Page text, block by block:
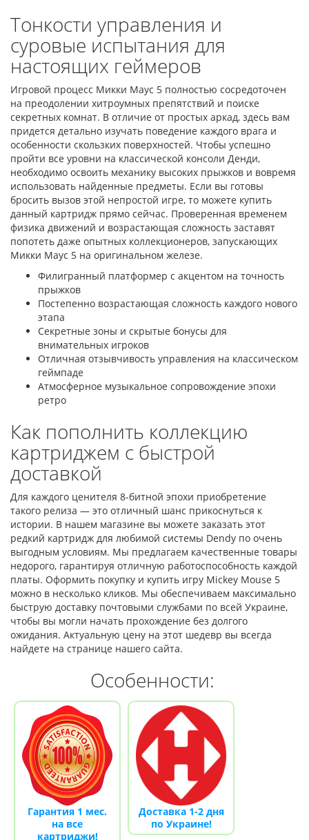
Тонкости управления и
суровые испытания для
настоящих геймеров
Игровой процесс Микки Маус 5 полностью сосредоточен
на преодолении хитроумных препятствий и поиске
секретных комнат. В отличие от простых аркад, здесь вам
придется детально изучать поведение каждого врага и
особенности скользких поверхностей. Чтобы успешно
пройти все уровни на классической консоли Денди,
необходимо освоить механику высоких прыжков и вовремя
использовать найденные предметы. Если вы готовы
бросить вызов этой непростой игре, то можете купить
данный картридж прямо сейчас. Проверенная временем
физика движений и возрастающая сложность заставят
попотеть даже опытных коллекционеров, запускающих
Микки Маус 5 на оригинальном железе.
Филигранный платформер с акцентом на точность
прыжков
Постепенно возрастающая сложность каждого нового
этапа
Секретные зоны и скрытые бонусы для
внимательных игроков
Отличная отзывчивость управления на классическом
геймпаде
Атмосферное музыкальное сопровождение эпохи
ретро
Как пополнить коллекцию
картриджем с быстрой
доставкой
Для каждого ценителя 8-битной эпохи приобретение
такого релиза — это отличный шанс прикоснуться к
истории. В нашем магазине вы можете заказать этот
редкий картридж для любимой системы Dendy по очень
выгодным условиям. Мы предлагаем качественные товары
недорого, гарантируя отличную работоспособность каждой
платы. Оформить покупку и купить игру Mickey Mouse 5
можно в несколько кликов. Мы обеспечиваем максимально
быструю доставку почтовыми службами по всей Украине,
чтобы вы могли начать прохождение без долгого
ожидания. Актуальную цену на этот шедевр вы всегда
найдете на странице нашего сайта.
Особенности:
Гарантия 1 мес.
на все
картриджи!
Доставка 1-2 дня
по Украине!